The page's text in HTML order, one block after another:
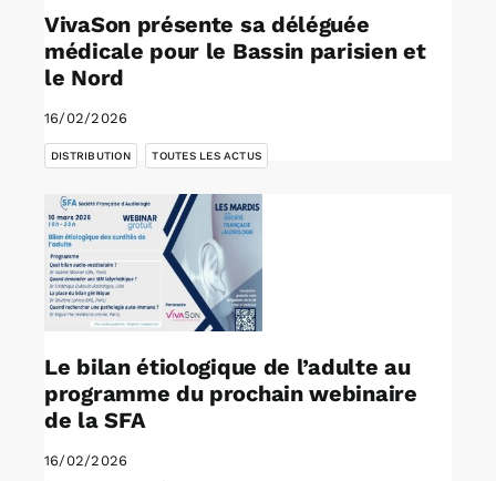
VivaSon présente sa déléguée
médicale pour le Bassin parisien et
le Nord
16/02/2026
DISTRIBUTION TOUTES LES ACTUS
Le bilan étiologique de l’adulte au
programme du prochain webinaire
de la SFA
16/02/2026